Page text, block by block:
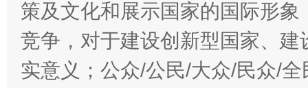
策及文化和展示国家的国际形
竞争，对于建设创新型国家、
实意义；公众/公民/大众/民众/